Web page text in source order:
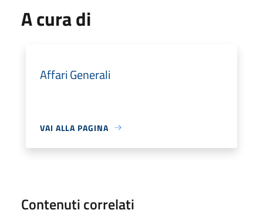
A cura di
Affari Generali
VAI ALLA PAGINA
Contenuti correlati